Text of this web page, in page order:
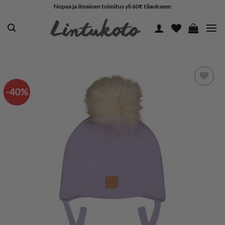
content
Nopea ja ilmainen toimitus yli 60€ tilaukseen
-40%